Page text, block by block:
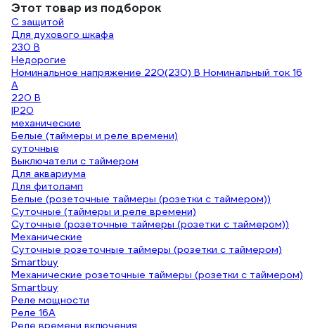
Этот товар из подборок
С защитой
Для духового шкафа
230 В
Недорогие
Номинальное напряжение 220(230) В Номинальный ток 16
А
220 В
IP20
механические
Белые (таймеры и реле времени)
суточные
Выключатели с таймером
Для аквариума
Для фитоламп
Белые (розеточные таймеры (розетки с таймером))
Суточные (таймеры и реле времени)
Суточные (розеточные таймеры (розетки с таймером))
Механические
Суточные розеточные таймеры (розетки с таймером)
Smartbuy
Механические розеточные таймеры (розетки с таймером)
Smartbuy
Реле мощности
Реле 16А
Реле времени включения